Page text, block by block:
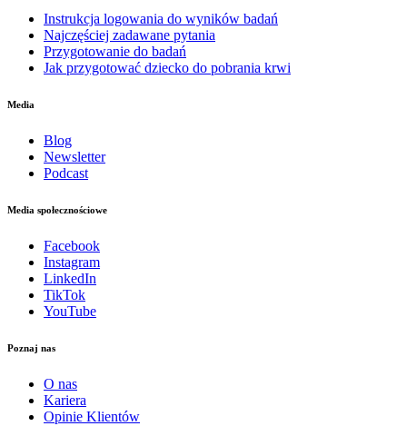
Instrukcja logowania do wyników badań
Najczęściej zadawane pytania
Przygotowanie do badań
Jak przygotować dziecko do pobrania krwi
Media
Blog
Newsletter
Podcast
Media społecznościowe
Facebook
Instagram
LinkedIn
TikTok
YouTube
Poznaj nas
O nas
Kariera
Opinie Klientów